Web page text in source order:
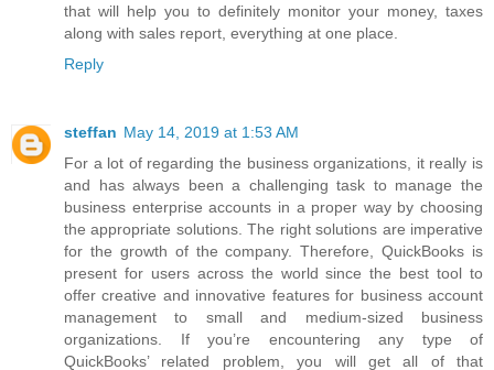
that will help you to definitely monitor your money, taxes
along with sales report, everything at one place.
Reply
steffan May 14, 2019 at 1:53 AM
For a lot of regarding the business organizations, it really is
and has always been a challenging task to manage the
business enterprise accounts in a proper way by choosing
the appropriate solutions. The right solutions are imperative
for the growth of the company. Therefore, QuickBooks is
present for users across the world since the best tool to
offer creative and innovative features for business account
management to small and medium-sized business
organizations. If you’re encountering any type of
QuickBooks’ related problem, you will get all of that